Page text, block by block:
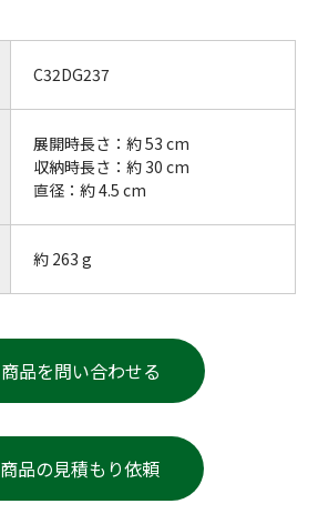
C32DG237
展開時長さ：約 53 cm
収納時長さ：約 30 cm
直径：約 4.5 cm
約 263 g
商品を問い合わせる
商品の見積もり依頼